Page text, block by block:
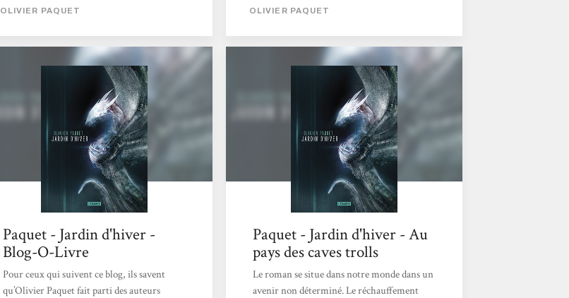
le consortium, regroupement d’ingénieurs
utilisant des animaux robotiques comme
armes, à la Coop, groupes d’écologistes qui
ont développé une technologie permettant
de modifier les plantes en armes mortelles.
Le quotidien...
OLIVIER PAQUET
ingénieurs qui ont créé des « daemons »,
genre d’animaux-robots. Depuis 20 ans, la
guerre ne cesse de faire des morts. Depuis le
« crime du siècle ». Le réchauffement
OLIVIER PAQUET
Paquet - Jardin d'hiver -
Blog-O-Livre
Pour ceux qui suivent ce blog, ils savent
qu’Olivier Paquet fait parti des auteurs
Paquet - Jardin d'hiver - Au
pays des caves trolls
Le roman se situe dans notre monde dans un
avenir non déterminé. Le réchauffement